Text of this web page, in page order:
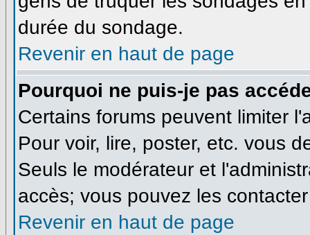
durée du sondage.
Revenir en haut de page
Pourquoi ne puis-je pas
Certains forums peuvent limiter
Pour voir, lire, poster, etc. vous
Seuls le modérateur et
accès; vous pouvez les
Revenir en haut de page